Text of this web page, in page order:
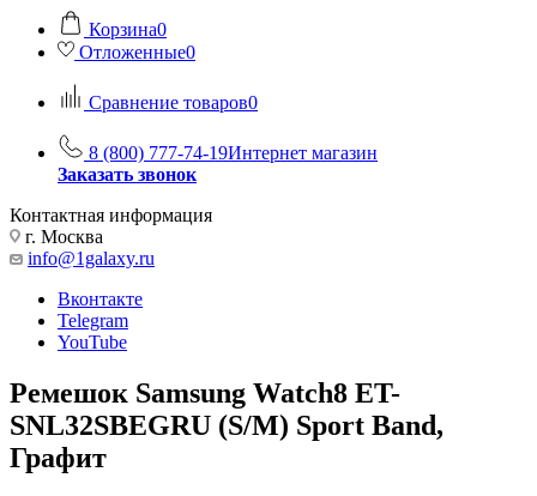
Корзина0
Отложенные0
Сравнение товаров0
8 (800) 777-74-19Интернет магазин
Заказать звонок
Контактная информация
г. Москва
info@1galaxy.ru
Вконтакте
Telegram
YouTube
Ремешок Samsung Watch8 ET-
SNL32SBEGRU (S/M) Sport Band,
Графит